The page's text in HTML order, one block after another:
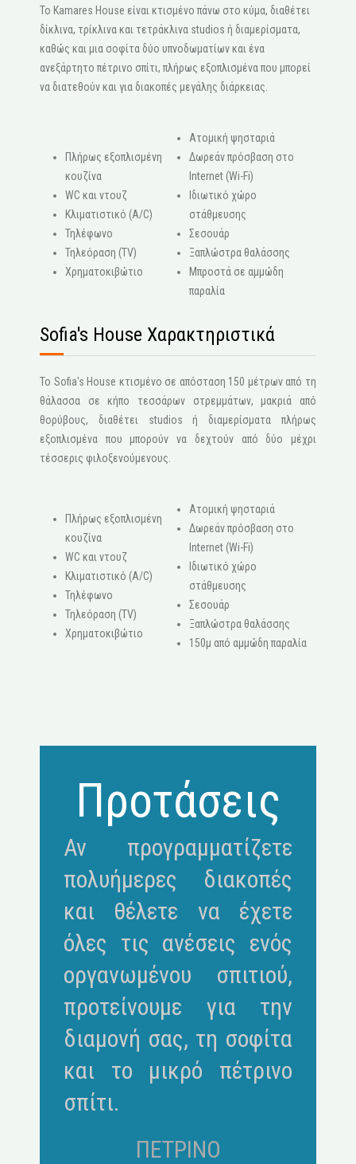
Το Kamares House είναι κτισμένο πάνω στο κύμα, διαθέτει
δίκλινα, τρίκλινα και τετράκλινα studios ή διαμερίσματα,
καθώς και μια σοφίτα δύο υπνοδωματίων και ένα
ανεξάρτητο πέτρινο σπίτι, πλήρως εξοπλισμένα που μπορεί
να διατεθούν και για διακοπές μεγάλης διάρκειας.
Πλήρως εξοπλισμένη
κουζίνα
WC και ντουζ
Κλιματιστικό (A/C)
Τηλέφωνο
Τηλεόραση (ΤV)
Χρηματοκιβώτιο
Ατομική ψησταριά
Δωρεάν πρόσβαση στο
Internet (Wi-Fi)
Ιδιωτικό χώρο
στάθμευσης
Σεσουάρ
Ξαπλώστρα θαλάσσης
Μπροστά σε αμμώδη
παραλία
Sofia's House Χαρακτηριστικά
Το Sofia's House κτισμένο σε απόσταση 150 μέτρων από τη
θάλασσα σε κήπο τεσσάρων στρεμμάτων, μακριά από
θορύβους, διαθέτει studios ή διαμερίσματα πλήρως
εξοπλισμένα που μπορούν να δεχτούν από δύο μέχρι
τέσσερις φιλοξενούμενους.
Πλήρως εξοπλισμένη
κουζίνα
WC και ντουζ
Κλιματιστικό (A/C)
Τηλέφωνο
Τηλεόραση (ΤV)
Χρηματοκιβώτιο
Ατομική ψησταριά
Δωρεάν πρόσβαση στο
Internet (Wi-Fi)
Ιδιωτικό χώρο
στάθμευσης
Σεσουάρ
Ξαπλώστρα θαλάσσης
150μ από αμμώδη παραλία
Προτάσεις
Αν προγραμματίζετε
πολυήμερες διακοπές
και θέλετε να έχετε
όλες τις ανέσεις ενός
οργανωμένου σπιτιού,
προτείνουμε για την
διαμονή σας, τη σοφίτα
και το μικρό πέτρινο
σπίτι.
ΠΕΤΡΙΝΟ